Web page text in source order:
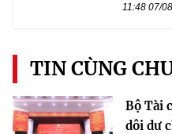
11:48 07/
TIN CÙNG
Bộ Tài
dôi dư